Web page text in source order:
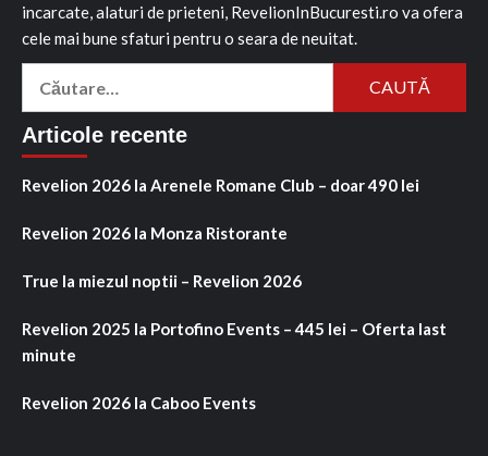
incarcate, alaturi de prieteni, RevelionInBucuresti.ro va ofera
cele mai bune sfaturi pentru o seara de neuitat.
Articole recente
Revelion 2026 la Arenele Romane Club – doar 490 lei
Revelion 2026 la Monza Ristorante
True la miezul noptii – Revelion 2026
Revelion 2025 la Portofino Events – 445 lei – Oferta last
minute
Revelion 2026 la Caboo Events